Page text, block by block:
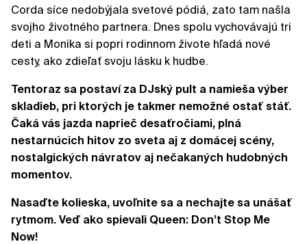
Corda síce nedobýjala svetové pódiá, zato tam našla
svojho životného partnera. Dnes spolu vychovávajú tri
deti a Monika si popri rodinnom živote hľadá nové
cesty, ako zdieľať svoju lásku k hudbe.
Tentoraz sa postaví za DJský pult a namieša výber
skladieb, pri ktorých je takmer nemožné ostať stáť.
Čaká vás jazda naprieč desaťročiami, plná
nestarnúcich hitov zo sveta aj z domácej scény,
nostalgických návratov aj nečakaných hudobných
momentov.
Nasaďte kolieska, uvoľnite sa a nechajte sa unášať
rytmom. Veď ako spievali Queen: Don’t Stop Me
Now!